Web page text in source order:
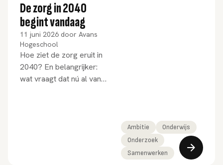
Ambitie
Onderwijs
Onderzoek
Samenwerken
De zorg in 2040
begint vandaag
11 juni 2026 door Avans
Hogeschool
Hoe ziet de zorg eruit in
2040? En belangrijker:
wat vraagt dat nú al van